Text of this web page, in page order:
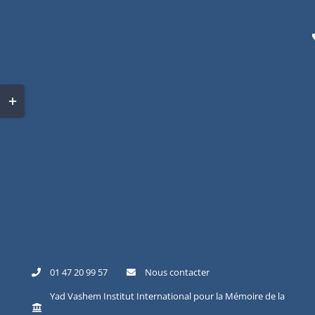
01 47 20 99 57
Nous contacter
Yad Vashem Institut International pour la Mémoire de la
Toggle
Sliding